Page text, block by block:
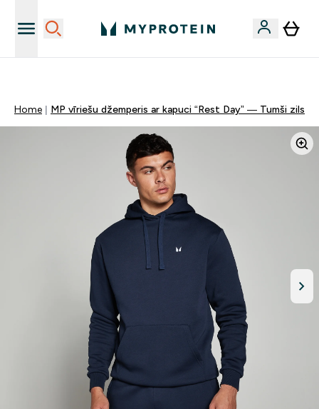
Home MP vīriešu džemperis ar kapuci “Rest Day” — Tumši zils